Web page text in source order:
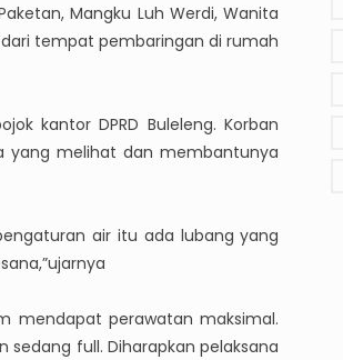
Mangku Luh Werdi, Wanita
tempat pembaringan di rumah
kantor DPRD Buleleng. Korban
yang melihat dan membantunya
air itu ada lubang yang
mendapat perawatan maksimal.
full. Diharapkan pelaksana